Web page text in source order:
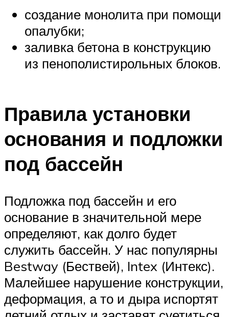
создание монолита при помощи
опалубки;
заливка бетона в конструкцию
из пенополистирольных блоков.
Правила установки
основания и подложки
под бассейн
Подложка под бассейн и его
основание в значительной мере
определяют, как долго будет
служить бассейн. У нас популярны
Bestway (Бествей), Intex (Интекс).
Малейшее нарушение конструкции,
деформация, а то и дыра испортят